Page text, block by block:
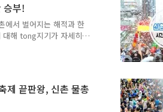
수 없겠죠!! 우리동네 물
되었겠죠~~!! 신촌 주변
승부!
에서 벌어지는 해적과 한
해 tong지기가 자세히
축제 시간 분 류 시 간 내
Zone Brand Zone
14:00 ~ 15:00 · MC 스트
제 끝판왕, 신촌 물총